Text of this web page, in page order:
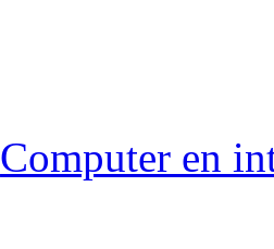
Computer en